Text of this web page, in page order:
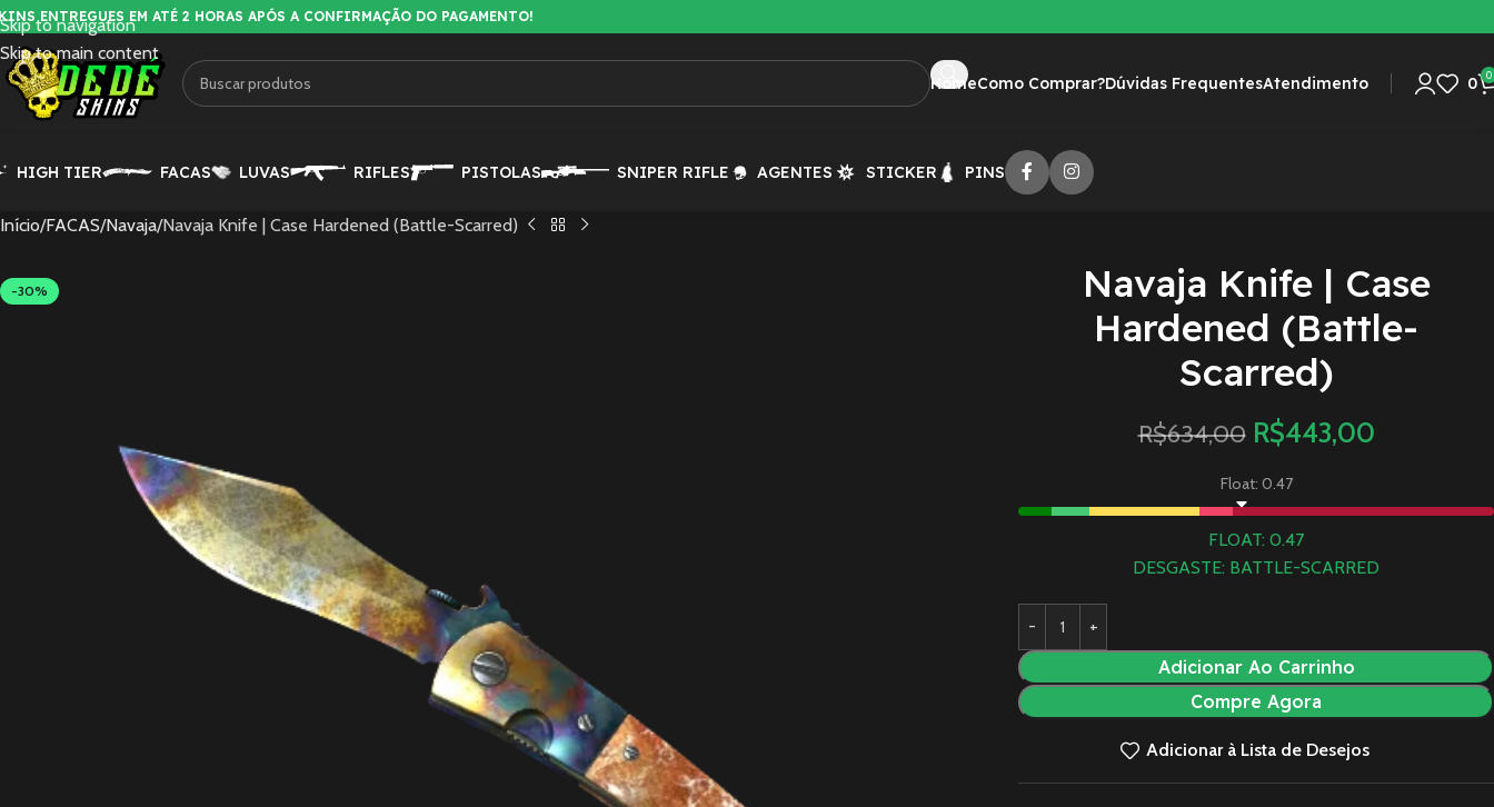
Skip to navigation
Skip to main content
ENTREGUES EM ATÉ 2 HORAS APÓS A CONFIRMAÇÃO DO PAGAMENTO!
HomeComo Comprar?Dúvidas FrequentesAtendimento 0 0
HIGH TIER FACAS LUVAS RIFLES PISTOLAS SNIPER RIFLE AGENTES STICKER PINS
Início FACAS Navaja Navaja Knife | Case Hardened (Battle-Scarred)
-30%
Navaja Knife | Case
Hardened (Battle-
Scarred)
R$634,00 R$443,00
Float: 0.47
FLOAT: 0.47
DESGASTE: BATTLE-SCARRED
Adicionar Ao Carrinho
Compre Agora
Adicionar à Lista de Desejos